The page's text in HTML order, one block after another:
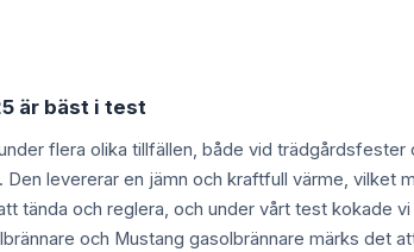
är bäst i test
flera olika tillfällen, både vid
levererar en jämn och kraftfull värme, vilket
tända och reglera, och under vårt test kokade
och Mustang gasolbrännare märks det